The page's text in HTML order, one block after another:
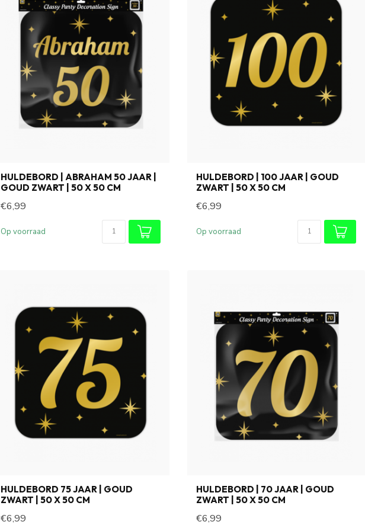
HULDEBORD | ABRAHAM 50 JAAR |
GOUD ZWART | 50 X 50 CM
€6,99
Op voorraad
HULDEBORD | 100 JAAR | GOUD
ZWART | 50 X 50 CM
€6,99
Op voorraad
HULDEBORD 75 JAAR | GOUD
ZWART | 50 X 50 CM
€6,99
HULDEBORD | 70 JAAR | GOUD
ZWART | 50 X 50 CM
€6,99